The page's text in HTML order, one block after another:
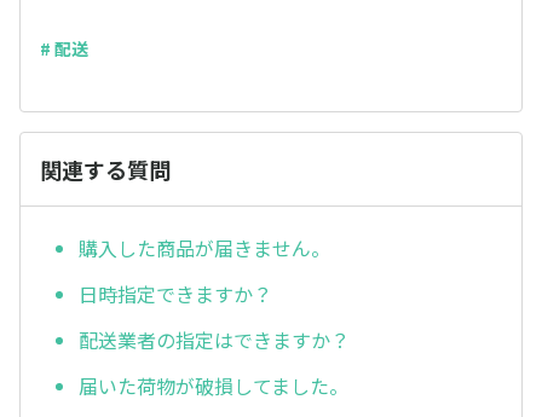
# 配送
関連する質問
購入した商品が届きません。
日時指定できますか？
配送業者の指定はできますか？
届いた荷物が破損してました。